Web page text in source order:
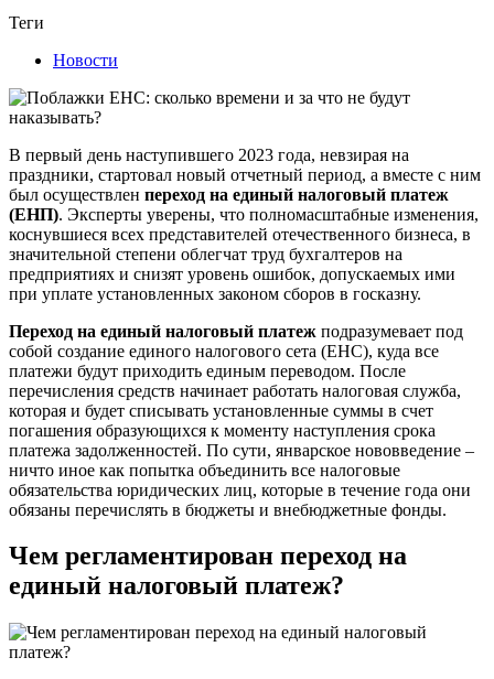
Теги
Новости
В первый день наступившего 2023 года, невзирая на
праздники, стартовал новый отчетный период, а вместе с ним
был осуществлен переход на единый налоговый платеж
(ЕНП). Эксперты уверены, что полномасштабные изменения,
коснувшиеся всех представителей отечественного бизнеса, в
значительной степени облегчат труд бухгалтеров на
предприятиях и снизят уровень ошибок, допускаемых ими
при уплате установленных законом сборов в госказну.
Переход на единый налоговый платеж подразумевает под
собой создание единого налогового сета (ЕНС), куда все
платежи будут приходить единым переводом. После
перечисления средств начинает работать налоговая служба,
которая и будет списывать установленные суммы в счет
погашения образующихся к моменту наступления срока
платежа задолженностей. По сути, январское нововведение –
ничто иное как попытка объединить все налоговые
обязательства юридических лиц, которые в течение года они
обязаны перечислять в бюджеты и внебюджетные фонды.
Чем регламентирован переход на
единый налоговый платеж?